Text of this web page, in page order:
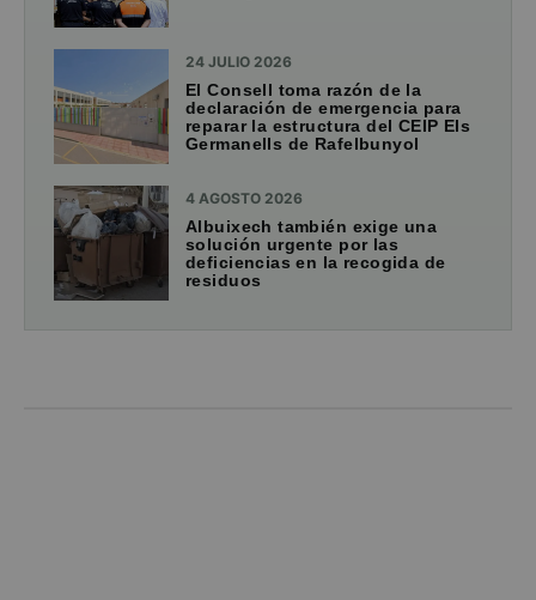
24 JULIO 2026
El Consell toma razón de la
declaración de emergencia para
reparar la estructura del CEIP Els
Germanells de Rafelbunyol
4 AGOSTO 2026
Albuixech también exige una
solución urgente por las
deficiencias en la recogida de
residuos